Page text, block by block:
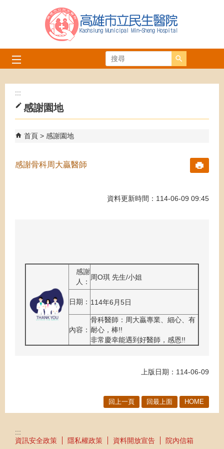
跳到主要內容區塊
搜尋
:::
感謝園地
首頁 感謝園地
感謝骨科周大贏醫師
資料更新時間：114-06-09 09:45
感謝
人：
周O琪 先生/小姐
日期： 114年6月5日
內容：
骨科醫師：周大贏專業、細心、有
耐心，棒!!
非常慶幸能遇到好醫師，感恩!!
上版日期：114-06-09
回上一頁 回最上面 HOME
:::
資訊安全政策
隱私權政策 資料開放宣告 院內信箱